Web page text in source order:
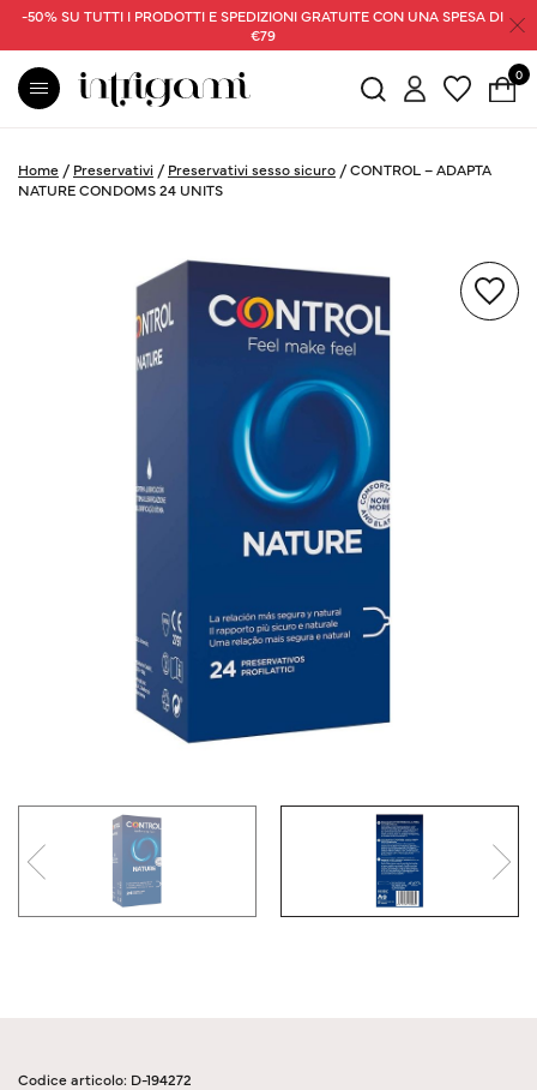
-50% SU TUTTI I PRODOTTI E SPEDIZIONI GRATUITE CON UNA SPESA DI
€79
0
Home / Preservativi / Preservativi sesso sicuro /CONTROL – ADAPTA
NATURE CONDOMS 24 UNITS
Codice articolo: D-194272